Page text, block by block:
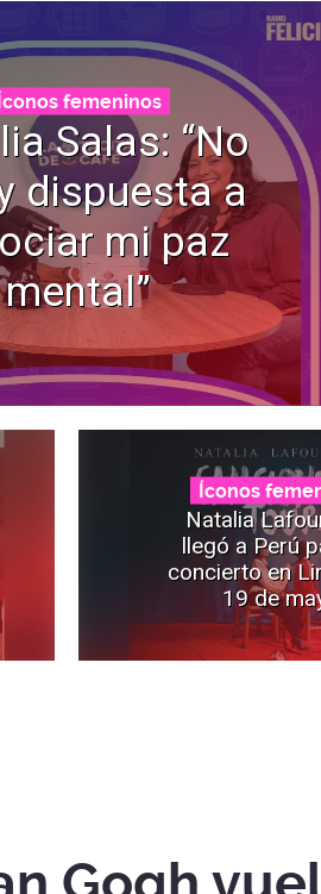
femeninos
Salas: “No
dispuesta a
mi paz
mental”
Íconos
Natalia
llegó a Perú
concierto en
19 de